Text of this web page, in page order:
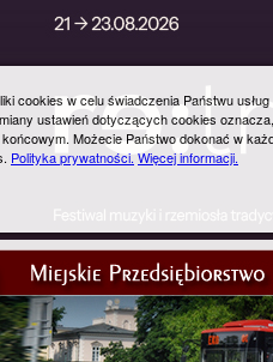
cookies w celu świadczenia Państwu
ustawień dotyczących cookies
Możecie Państwo dokonać w
Polityka prywatności.Więcej informacji.